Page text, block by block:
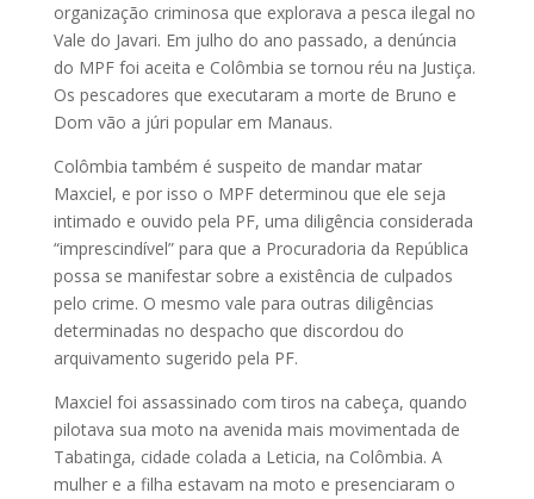
organização criminosa que explorava a pesca ilegal no
Vale do Javari. Em julho do ano passado, a denúncia
do MPF foi aceita e Colômbia se tornou réu na Justiça.
Os pescadores que executaram a morte de Bruno e
Dom vão a júri popular em Manaus.
Colômbia também é suspeito de mandar matar
Maxciel, e por isso o MPF determinou que ele seja
intimado e ouvido pela PF, uma diligência considerada
“imprescindível” para que a Procuradoria da República
possa se manifestar sobre a existência de culpados
pelo crime. O mesmo vale para outras diligências
determinadas no despacho que discordou do
arquivamento sugerido pela PF.
Maxciel foi assassinado com tiros na cabeça, quando
pilotava sua moto na avenida mais movimentada de
Tabatinga, cidade colada a Leticia, na Colômbia. A
mulher e a filha estavam na moto e presenciaram o